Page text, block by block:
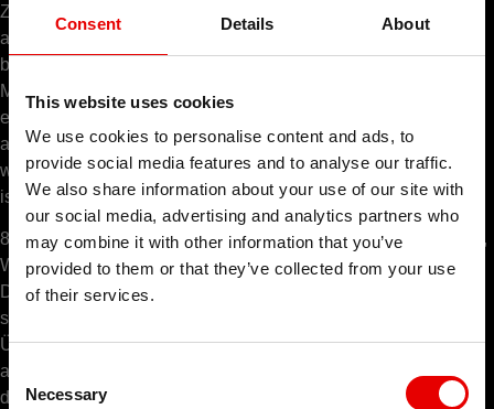
Consent Details About
This website uses cookies
We use cookies to personalise content and ads, to
provide social media features and to analyse our traffic.
We also share information about your use of our site with
our social media, advertising and analytics partners who
may combine it with other information that you’ve
provided to them or that they’ve collected from your use
of their services.
Consent
Selection
Necessary
Zwecken werden die Adressen der Empfänger und Absender,
aber auch weitere Informationen zum E-Mail-Versand (z.B. die
beteiligten Provider), einschließlich Inhalte der jeweiligen E-
Mails verarbeitet. Auch wenn unsere E-Mail-Kommunikation
eine Transportwegverschlüsselung aufweist, sind diese nicht
auf den Servern, von denen sie abgesendet und empfangen
werden, verschlüsselt. Der Inhalte von E-Mail-Kommunikation
ist daher grundsätzlich Manipulation anfällig.
8.5. Amazon Web Services wird von Amazon.com, Inc. Seattle,
Washington USA betrieben. Auch wenn personenbezogene
Daten ausschließlich innerhalb der EU verarbeitet werden
sollten, kann es aufgrund der Konzernstruktur wohl zu einer
Übertragung an den Mutterkonzern in den USA kommen. Ein
angemessenes Datenschutzniveau, das den Anforderungen
der DSGVO gerecht wird, wird nach einem